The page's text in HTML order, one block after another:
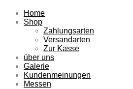
Zum
Inhalt
Home
Shop
Zahlungsarten
Versandarten
Zur Kasse
über uns
Galerie
Kundenmeinungen
Messen